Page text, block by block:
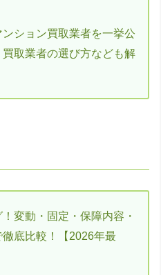
ション買取業者を一挙公
取業者の選び方なども解
変動・固定・保障内容・
底比較！【2026年最